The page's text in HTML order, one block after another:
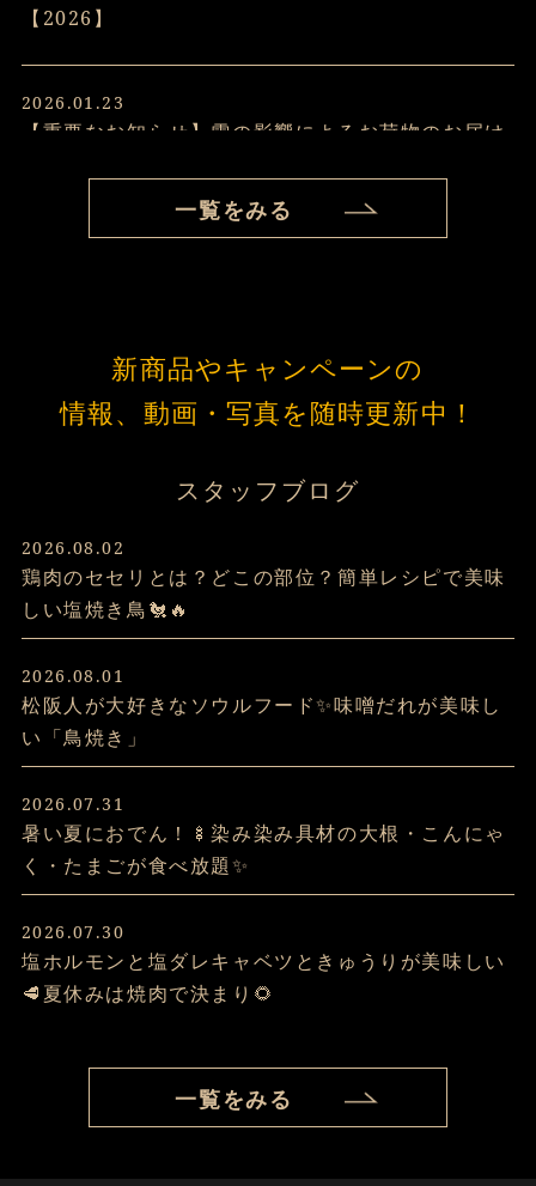
【2026】
2026.01.23
【重要なお知らせ】雪の影響によるお荷物のお届け
2025.12.31
年末年始の商品発送について
2025.11.03
松阪牛のお歳暮ギフトのご注文承り中です。
2025.08.27
敬老の日のプレゼントに！松阪牛ギフトのご注文承
り中です。
2025.08.07
お盆期間中の注文・配送について
2025.06.20
松阪牛のお中元ギフトのご注文承り中です。
2025.05.27
父の日用の松阪牛ギフトのご注文承り中です。
一覧をみる
新商品やキャンペーンの
情報、動画・写真を随時更新中！
スタッフブログ
2026.08.02
鶏肉のセセリとは？どこの部位？簡単レシピで美味
しい塩焼き鳥🐔🔥
2026.08.01
松阪人が大好きなソウルフード✨味噌だれが美味し
い「鳥焼き」
2026.07.31
暑い夏におでん！🍢染み染み具材の大根・こんにゃ
く・たまごが食べ放題✨
2026.07.30
塩ホルモンと塩ダレキャベツときゅうりが美味しい
🥩夏休みは焼肉で決まり🌻
贈り物・お礼に喜ばれる食べ物なら松阪牛の牛肉ギ
フトがおすすめ🥩🎁
一覧をみる